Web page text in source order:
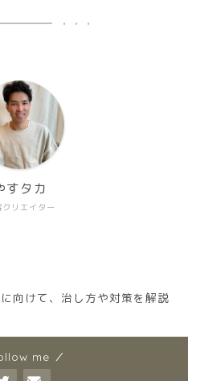
クリエイター
すタカ
向けて、治し方や対策を解説
me ／